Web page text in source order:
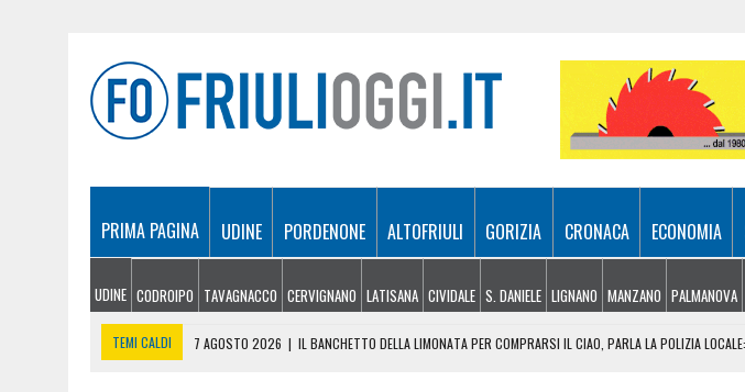
PRIMA PAGINA UDINE PORDENONE ALTOFRIULI GORIZIA CRONACA ECONOMIA
UDINE CODROIPO TAVAGNACCO CERVIGNANO LATISANA CIVIDALE S. DANIELE LIGNANO MANZANO PALMANOVA
TEMI CALDI 7 AGOSTO 2026 | IL BANCHETTO DELLA LIMONATA PER COMPRARSI IL CIAO, PARLA LA POLIZIA